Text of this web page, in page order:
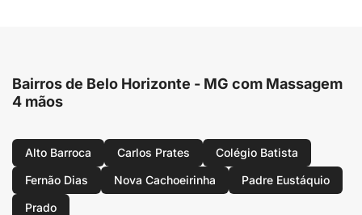
Bairros de Belo Horizonte - MG com Massagem
4 mãos
Alto Barroca Carlos Prates
Colégio Batista
Fernão Dias
Nova Cachoeirinha
Padre Eustáquio
Prado